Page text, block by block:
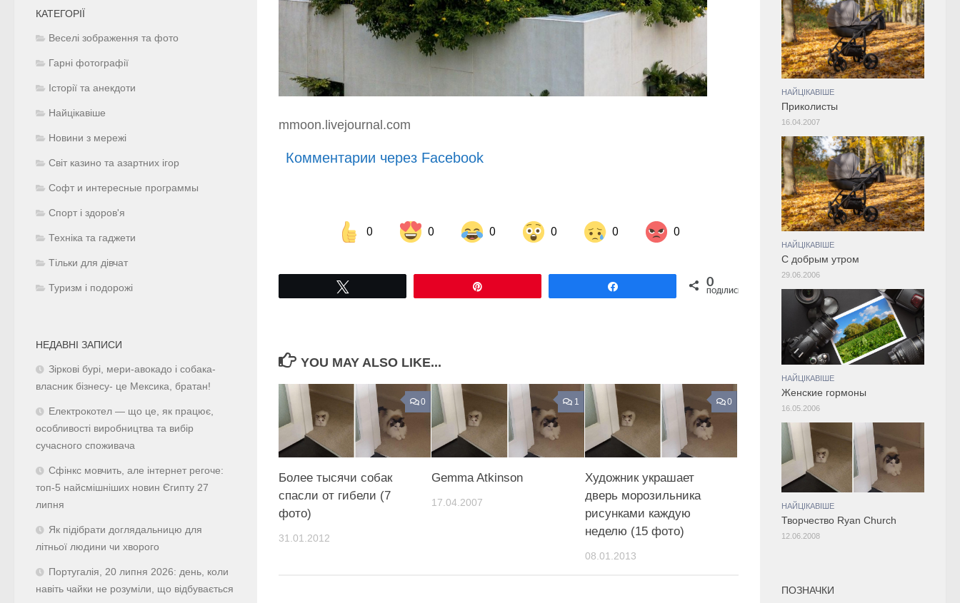
mmoon.livejournal.com
Комментарии через Facebook
0 0 0 0 0 0
Share on Facebook Share on LinkedIn Share on Twitter 0
ПОДІЛИСЬ
YOU MAY ALSO LIKE...
0
Более тысячи собак
спасли от гибели (7
фото)
31.01.2012
1
Gemma Atkinson
17.04.2007
0
Художник украшает
дверь морозильника
рисунками каждую
неделю (15 фото)
08.01.2013
КАТЕГОРІЇ
Веселі зображення та фото
Гарні фотографії
Історії та анекдоти
Найцікавіше
Новини з мережі
Світ казино та азартних ігор
Софт и интересные программы
Спорт і здоров'я
Техніка та гаджети
Тільки для дівчат
Туризм і подорожі
НЕДАВНІ ЗАПИСИ
Зіркові бурі, мери-авокадо і собака-
власник бізнесу- це Мексика, братан!
Електрокотел — що це, як працює,
особливості виробництва та вибір
сучасного споживача
Сфінкс мовчить, але інтернет регоче:
топ-5 найсмішніших новин Єгипту 27
липня
Як підібрати доглядальницю для
літньої людини чи хворого
Португалія, 20 липня 2026: день, коли
навіть чайки не розуміли, що відбувається
НАЙЦІКАВІШЕ
Приколисты
16.04.2007
НАЙЦІКАВІШЕ
С добрым утром
29.06.2006
НАЙЦІКАВІШЕ
Женские гормоны
16.05.2006
НАЙЦІКАВІШЕ
Творчество Ryan Church
12.06.2008
ПОЗНАЧКИ